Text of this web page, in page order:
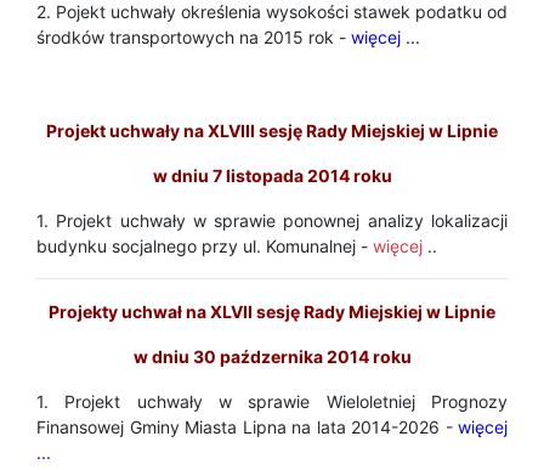
2. Pojekt uchwały określenia wysokości stawek podatku od
środków transportowych na 2015 rok - więcej ...
Projekt uchwały na XLVIII sesję Rady Miejskiej w Lipnie
w dniu 7 listopada 2014 roku
1. Projekt uchwały w sprawie ponownej analizy lokalizacji
budynku socjalnego przy ul. Komunalnej - więcej ..
Projekty uchwał na XLVII sesję Rady Miejskiej w Lipnie
w dniu 30 paźdzernika 2014 roku
1. Projekt uchwały w sprawie Wieloletniej Prognozy
Finansowej Gminy Miasta Lipna na lata 2014-2026 - więcej
...